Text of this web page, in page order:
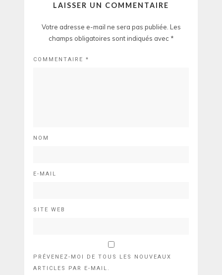
LAISSER UN COMMENTAIRE
Votre adresse e-mail ne sera pas publiée. Les
champs obligatoires sont indiqués avec *
COMMENTAIRE *
NOM
E-MAIL
SITE WEB
PRÉVENEZ-MOI DE TOUS LES NOUVEAUX
ARTICLES PAR E-MAIL.